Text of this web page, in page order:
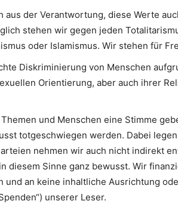
aus der Verantwortung, diese Werte
stehen wir gegen jeden
oder Islamismus. Wir stehen für
Diskriminierung von Menschen
Orientierung, aber auch ihrer
und Menschen eine Stimme
totgeschwiegen werden. Dabei
nehmen wir auch nicht indirekt
diesem Sinne ganz bewusst. Wir
an keine inhaltliche Ausrichtung
unserer Leser.